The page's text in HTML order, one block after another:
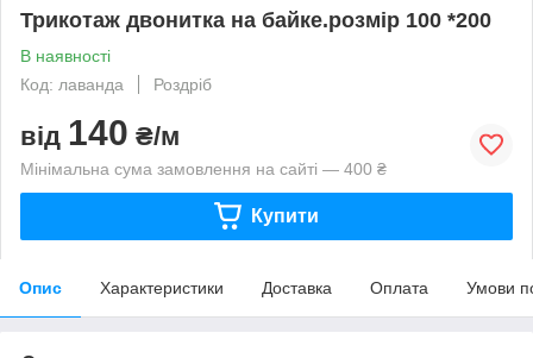
Трикотаж двонитка на байке.розмір 100 *200
В наявності
Код: лаванда
Роздріб
від 140 ₴/м
Мінімальна сума замовлення на сайті — 400 ₴
Купити
Опис Характеристики Доставка Оплата Умови